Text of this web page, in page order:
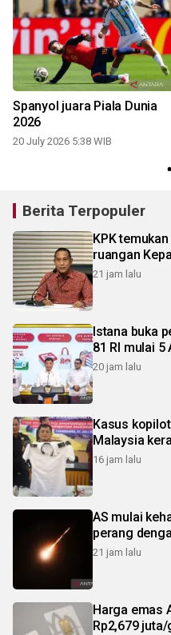
Spanyol juara Piala Dunia
2026
20 July 2026 5:38 WIB
Berita Terpopuler
KPK
ruangan
21 jam lalu
Istana buka
81 RI mulai 5
20 jam lalu
Kasus
Malaysia
16 jam lalu
AS mulai
perang
21 jam lalu
Harga emas
Rp2,679